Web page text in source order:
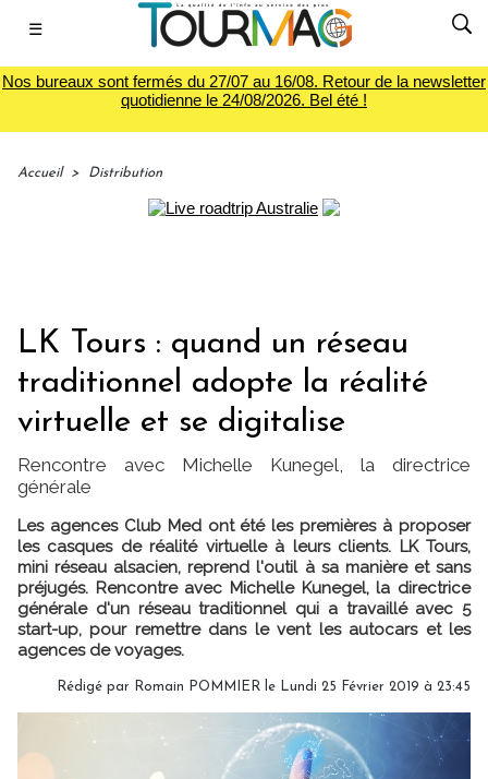
☰
Nos bureaux sont fermés du 27/07 au 16/08. Retour de la newsletter
quotidienne le 24/08/2026. Bel été !
Accueil > Distribution
LK Tours : quand un réseau
traditionnel adopte la réalité
virtuelle et se digitalise
Rencontre avec Michelle Kunegel, la directrice
générale
Les agences Club Med ont été les premières à proposer
les casques de réalité virtuelle à leurs clients. LK Tours,
mini réseau alsacien, reprend l'outil à sa manière et sans
préjugés. Rencontre avec Michelle Kunegel, la directrice
générale d'un réseau traditionnel qui a travaillé avec 5
start-up, pour remettre dans le vent les autocars et les
agences de voyages.
Rédigé par Romain POMMIER le Lundi 25 Février 2019 à 23:45